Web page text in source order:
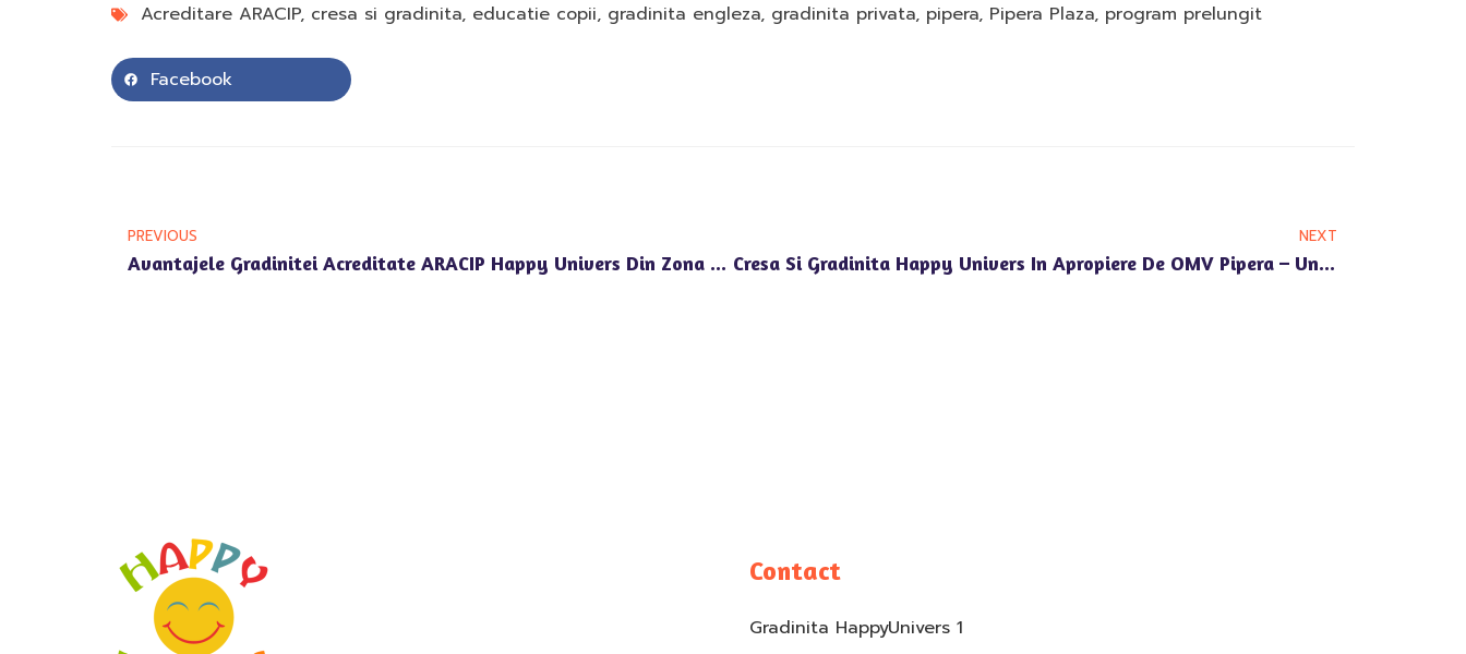
Acreditare ARACIP, cresa si gradinita, educatie copii, gradinita engleza, gradinita privata, pipera, Pipera Plaza, program prelungit
Facebook
PREVIOUS
Avantajele Gradinitei Acreditate ARACIP Happy Univers Din Zona Sensului Giratoriu Pipera
NEXT
Cresa Si Gradinita Happy Univers In Apropiere De OMV Pipera – Un Mediu Sigur Pentru Copii
Contact
Gradinita HappyUnivers 1